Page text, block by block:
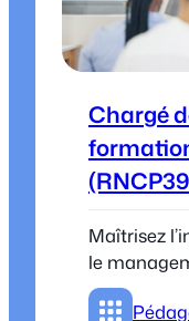
Chargé
Maîtrisez
le
enjeux